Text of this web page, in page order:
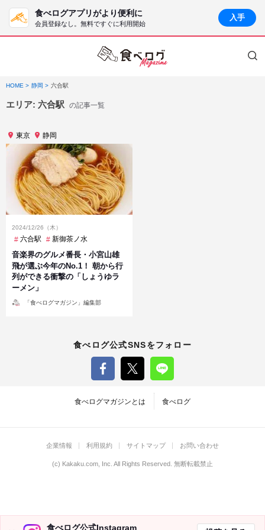
食べログアプリがより便利に
会員登録なし。無料ですぐに利用開始
入手
HOME 静岡 六合駅
エリア: 六合駅 の記事一覧
東京 静岡
2024/12/26（木）
六合駅 新御茶ノ水
音楽界のグルメ番長・小宮山雄
飛が選ぶ今年のNo.1！ 朝から行
列ができる衝撃の「しょうゆラ
ーメン」
「食べログマガジン」編集部
食べログ公式SNSをフォロー
食べログマガジンとは 食べログ
食べログ公式Instagram
企業情報 利用規約 サイトマップ お問い合わせ
(c) Kakaku.com, Inc. All Rights Reserved. 無断転載禁止